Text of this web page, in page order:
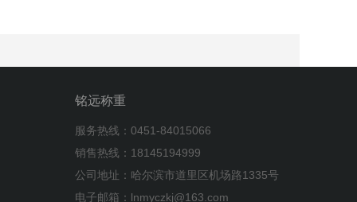
铭远称重
服务热线：0451-84015066
销售热线：18145194999
公司地址：哈尔滨市道里区机场路1335号
电子邮箱：lnmyczkj@163.com